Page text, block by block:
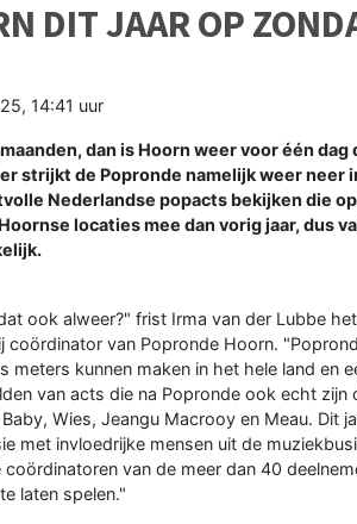
DIT JAAR OP
14:41 uur
dan is Hoorn weer voor één
strijkt de Popronde namelijk weer neer
Nederlandse popacts bekijken die
locaties mee dan vorig jaar, dus
ook alweer?" frist Irma van der Lubbe
coördinator van Popronde Hoorn.
kunnen maken in het hele land en
van acts die na Popronde ook echt zijn
Wies, Jeangu Macrooy en Meau. Dit
met invloedrijke mensen uit de
van de meer dan 40
laten spelen."